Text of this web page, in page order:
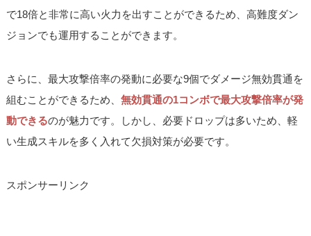
で18倍と非常に高い火力を出すことができるため、高難度ダン
ジョンでも運用することができます。
さらに、最大攻撃倍率の発動に必要な9個でダメージ無効貫通を
組むことができるため、無効貫通の1コンボで最大攻撃倍率が発
動できるのが魅力です。しかし、必要ドロップは多いため、軽
い生成スキルを多く入れて欠損対策が必要です。
スポンサーリンク